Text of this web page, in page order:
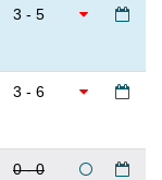
3 - 5
3 - 6
0 - 0